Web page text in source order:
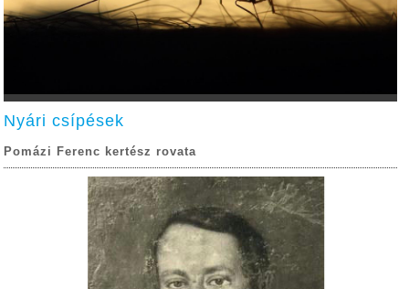
Nyári csípések
Pomázi Ferenc kertész rovata